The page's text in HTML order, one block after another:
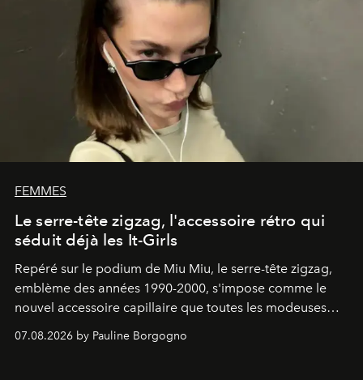
FEMMES
Le serre-tête zigzag, l'accessoire rétro qui
séduit déjà les It-Girls
Repéré sur le podium de Miu Miu, le serre-tête zigzag,
emblème des années 1990-2000, s'impose comme le
nouvel accessoire capillaire que toutes les modeuses
s'arrachent déjà.
07.08.2026 by Pauline Borgogno